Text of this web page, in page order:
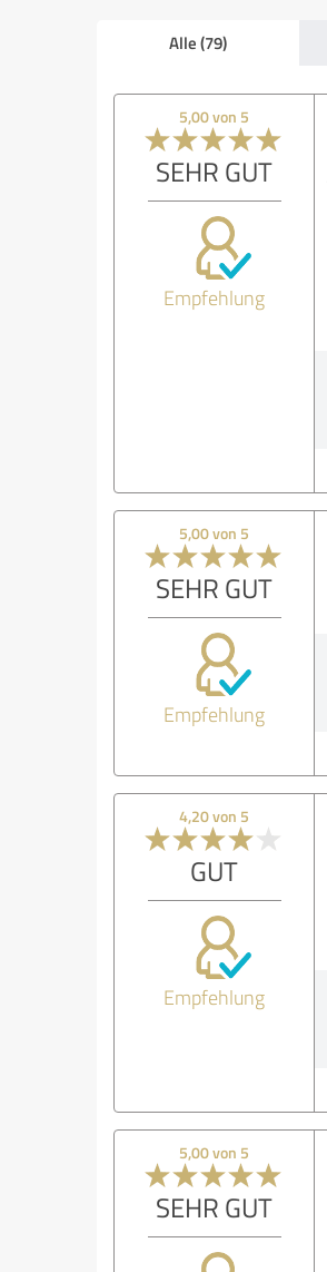
Alle (79)
5,00 von 5
SEHR GUT
Empfehlung
5,00 von 5
SEHR GUT
Empfehlung
4,20 von 5
GUT
Empfehlung
5,00 von 5
SEHR GUT